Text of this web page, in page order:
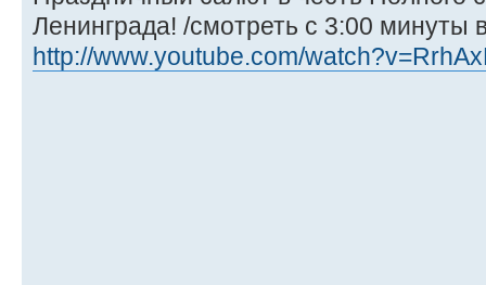
Ленинграда! /смотреть с 3:00 минуты
http://www.youtube.com/